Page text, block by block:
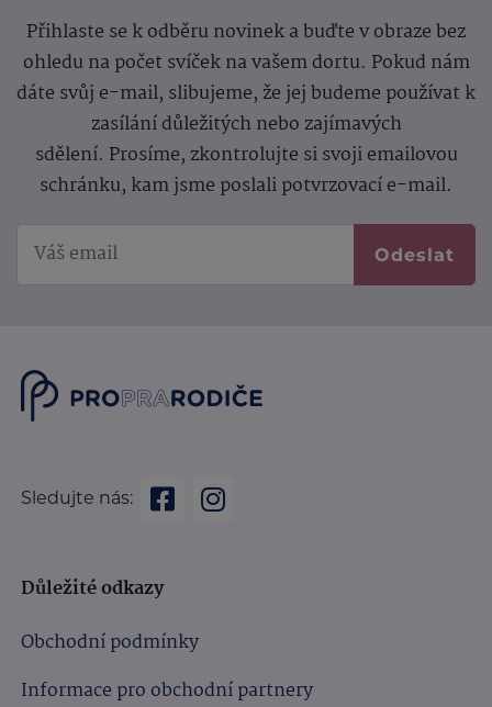
Přihlaste se k odběru novinek a buďte v obraze bez
ohledu na počet svíček na vašem dortu. Pokud nám
dáte svůj e-mail, slibujeme, že jej budeme používat k
zasílání důležitých nebo zajímavých
sdělení. Prosíme, zkontrolujte si svoji emailovou
schránku, kam jsme poslali potvrzovací e-mail.
Odeslat
Sledujte nás:
Důležité odkazy
Obchodní podmínky
Informace pro obchodní partnery